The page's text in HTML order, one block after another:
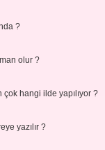
?
olur ?
çok hangi ilde yapılıyor ?
yazılır ?